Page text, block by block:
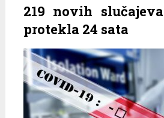
219 novih
protekla 24 sata